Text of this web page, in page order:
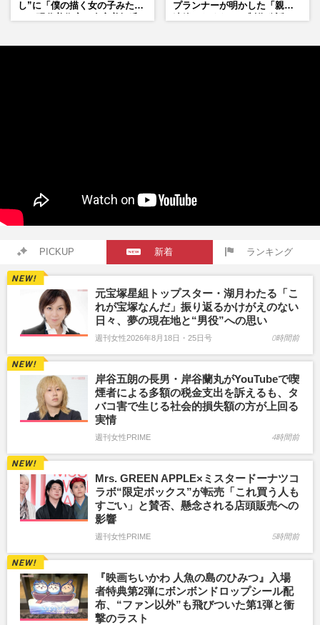
し”に「僕の描く女の子みた
プランナーが明かした「親に
PICKUP 新着 ランキング
元宝塚星組トップスター・湖月わたる「こ
れが宝塚なんだ」振り返るかけがえのない
日々、夢の現在地と“男役”への思い
週刊女性2026年8月18日・25日号 0時間前
岸谷五朗の長男・岸谷蘭丸がYouTubeで喫
煙者による多額の税金支出を訴えるも、タ
バコ害で生じる社会的損失額の方が上回る
実情
週刊女性PRIME 4時間前
Mrs. GREEN APPLE×ミスタードーナツコ
ラボ“限定ボックス”が転売「これ買う人も
すごい」と賛否、懸念される店頭販売への
影響
週刊女性PRIME 5時間前
『映画ちいかわ 人魚の島のひみつ』入場
者特典第2弾にボンボンドロップシール配
布、“ファン以外”も飛びついた第1弾と衝
撃のラスト